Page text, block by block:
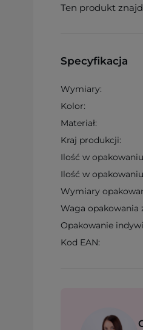
Ten produkt
Specyfikacja
Wymiary:
Kolor:
Materiał:
Kraj produkcji:
Ilość w
Ilość w
Wymiary
Waga opakowania
Opakowanie
Kod EAN: